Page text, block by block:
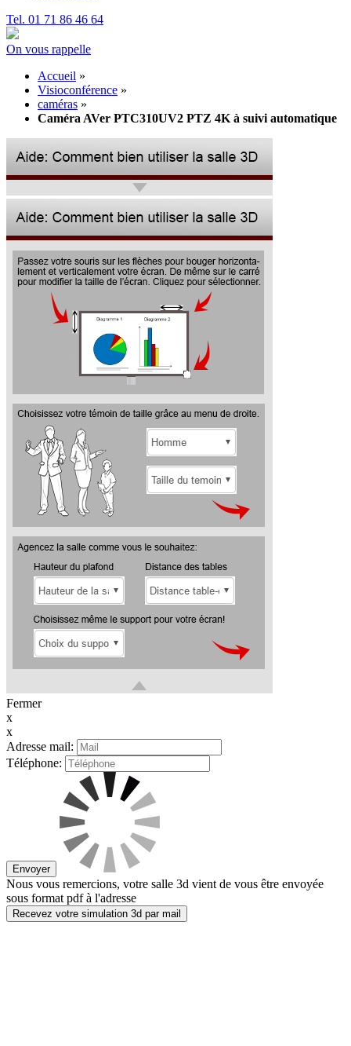
Tel. 01 71 86 46 64
On vous rappelle
Accueil »
Visioconférence »
caméras »
Caméra AVer PTC310UV2 PTZ 4K à suivi automatique
Fermer
x
x
Adresse mail:
Téléphone:
Envoyer
Nous vous remercions, votre salle 3d vient de vous être envoyée
sous format pdf à l'adresse
Recevez votre simulation 3d par mail